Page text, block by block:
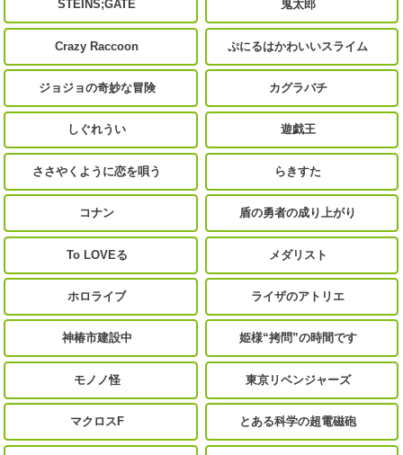
STEINS;GATE 鬼太郎
Crazy Raccoon ぷにるはかわいいスライム
ジョジョの奇妙な冒険 カグラバチ
しぐれうい 遊戯王
ささやくように恋を唄う らきすた
コナン 盾の勇者の成り上がり
To LOVEる メダリスト
ホロライブ ライザのアトリエ
神椿市建設中 姫様“拷問”の時間です
モノノ怪 東京リベンジャーズ
マクロスF とある科学の超電磁砲